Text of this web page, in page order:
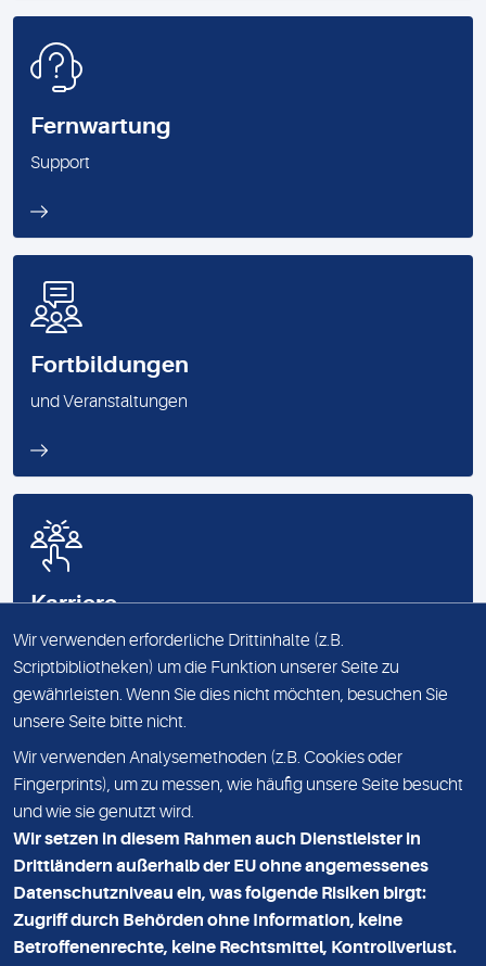
Fernwartung
Support
Fortbildungen
und Veranstaltungen
Karriere
bei uns
DATENSCHUTZ
KONTAKT
NEWSLETTER
ADRESSE
Wir verwenden erforderliche Drittinhalte (z.B.
Scriptbibliotheken) um die Funktion unserer Seite zu
gewährleisten. Wenn Sie dies nicht möchten, besuchen Sie
unsere Seite bitte nicht.
Wir verwenden Analysemethoden (z.B. Cookies oder
Fingerprints), um zu messen, wie häufig unsere Seite besucht
und wie sie genutzt wird.
Wir setzen in diesem Rahmen auch Dienstleister in
Drittländern außerhalb der EU ohne angemessenes
Datenschutzniveau ein, was folgende Risiken birgt:
Zugriff durch Behörden ohne Information, keine
Betroffenenrechte, keine Rechtsmittel, Kontrollverlust.